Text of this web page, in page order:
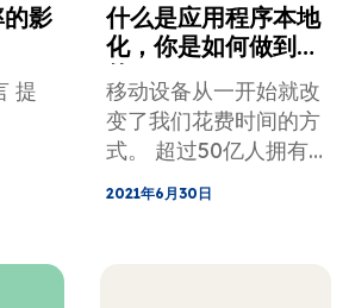
影
提
什么是应用程序本地
化，你是如何做到
的？
移动设备从一开始就改
变了我们花费时间的方
式。 超过50亿人拥有
移动设备，约占世界人
口的三分之二。 预计
2021年6月30日